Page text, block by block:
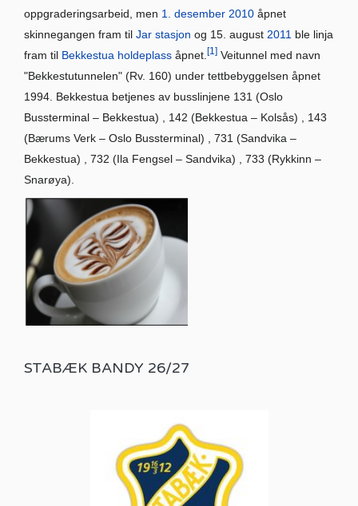
oppgraderingsarbeid, men 1. desember 2010 åpnet
skinnegangen fram til Jar stasjon og 15. august 2011 ble linja
fram til Bekkestua holdeplass åpnet. [1] Veitunnel med navn
"Bekkestutunnelen" (Rv. 160) under tettbebyggelsen åpnet
1994. Bekkestua betjenes av busslinjene 131 (Oslo
Bussterminal – Bekkestua) , 142 (Bekkestua – Kolsås) , 143
(Bærums Verk – Oslo Bussterminal) , 731 (Sandvika –
Bekkestua) , 732 (Ila Fengsel – Sandvika) , 733 (Rykkinn –
Snarøya).
STABÆK BANDY 26/27